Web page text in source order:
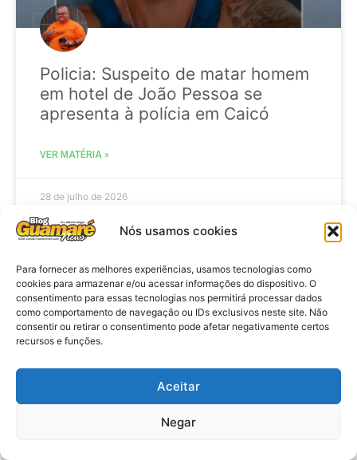
Nós usamos cookies
Para fornecer as melhores experiências, usamos tecnologias como
cookies para armazenar e/ou acessar informações do dispositivo. O
consentimento para essas tecnologias nos permitirá processar dados
como comportamento de navegação ou IDs exclusivos neste site. Não
consentir ou retirar o consentimento pode afetar negativamente certos
recursos e funções.
Aceitar
Negar
Policia: Suspeito de matar homem
em hotel de João Pessoa se
apresenta à polícia em Caicó
VER MATÉRIA »
28 de julho de 2026
BRASIL